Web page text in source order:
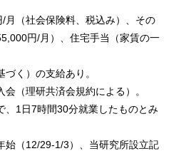
月（社会保険料、税込み）、その
円/月）、住宅手当（家賃の一
く）の支給あり。
（理研共済会規約による）。
、1日7時間30分就業したものとみ
始（12/29-1/3）、当研究所設立記